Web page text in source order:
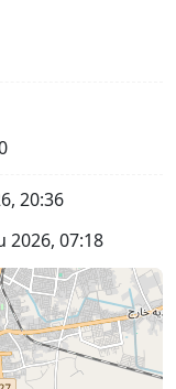
20:36
2026, 07:18